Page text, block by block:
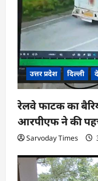
उत्तर प्रदेश दिल्ली
रेलवे फाटक का
आरपीएफ ने की
Sarvoday Times